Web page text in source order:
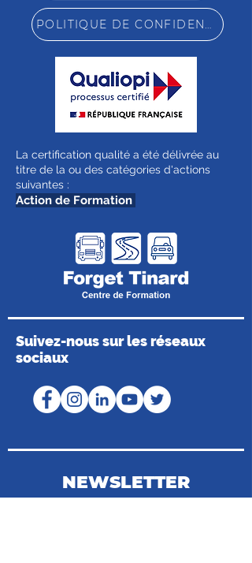
POLITIQUE DE CONFIDENTIALITÉ
La certification qualité a été délivrée au
titre de la ou des catégories d'actions
suivantes :
Action de Formation
Suivez-nous sur les réseaux
sociaux
NEWSLETTER